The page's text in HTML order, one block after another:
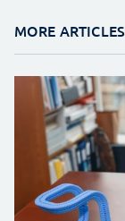
MORE ARTICLES